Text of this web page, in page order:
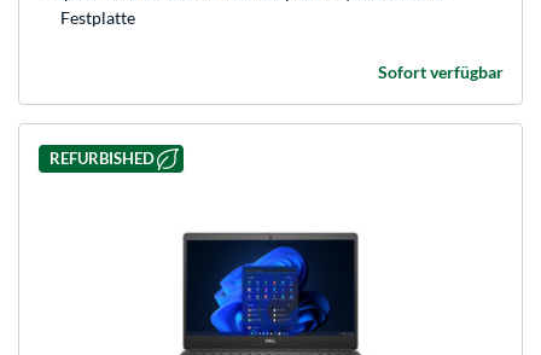
Festplatte
Sofort verfügbar
REFURBISHED